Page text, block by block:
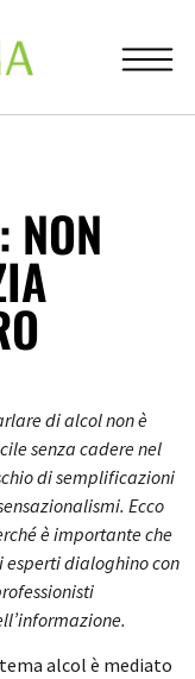
NON
di alcol non è
senza cadere nel
di semplificazioni
Ecco
è importante che
esperti dialoghino con
alcol è mediato